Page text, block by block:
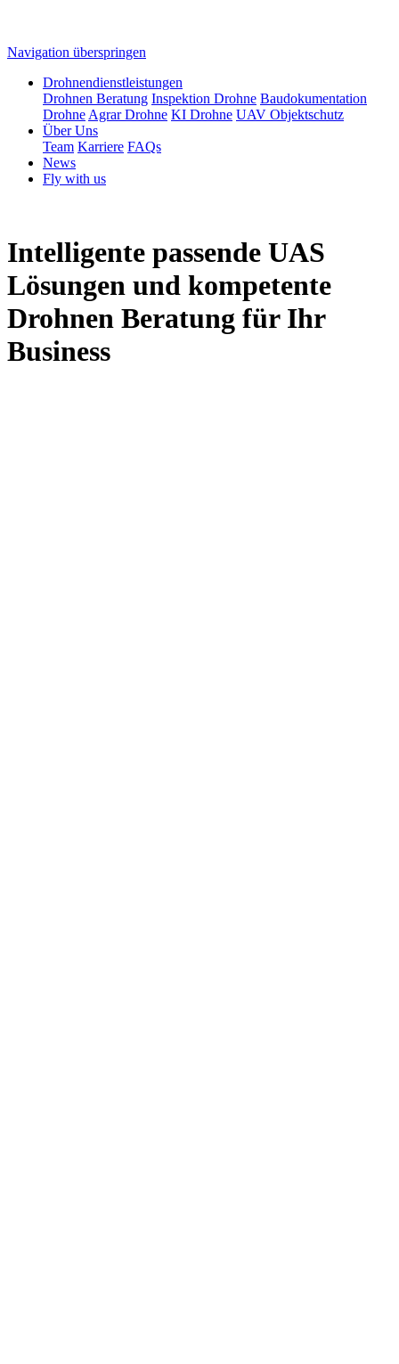
Navigation überspringen
Drohnendienstleistungen
Drohnen Beratung Inspektion Drohne Baudokumentation
Drohne Agrar Drohne KI Drohne UAV Objektschutz
Über Uns
Team Karriere FAQs
News
Fly with us
Intelligente passende UAS
Lösungen und kompetente
Drohnen Beratung für Ihr
Business